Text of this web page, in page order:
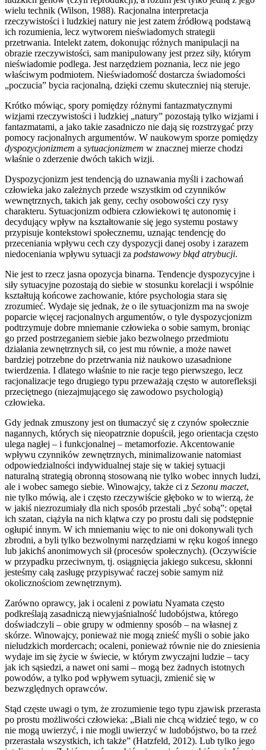
wielu technik (Wilson, 1988). Racjonalna interpretacja
rzeczywistości i ludzkiej natury nie jest zatem źródłową podstawą
ich rozumienia, lecz wytworem nieświadomych strategii
przetrwania. Intelekt zatem, dokonując różnych manipulacji na
obrazie rzeczywistości, sam manipulowany jest przez siły, którym
nieświadomie podlega. Jest narzędziem poznania, lecz nie jego
właściwym podmiotem. Nieświadomość dostarcza świadomości
„poczucia” bycia racjonalną, dzięki czemu skuteczniej nią steruje.
Krótko mówiąc, spory pomiędzy różnymi fantazmatycznymi
wizjami rzeczywistości i ludzkiej „natury” pozostają tylko wizjami i
fantazmatami, a jako takie zasadniczo nie dają się rozstrzygać przy
pomocy racjonalnych argumentów. W naukowym sporze pomiędzy
dyspozycjonizmem a sytuacjonizmem w znacznej mierze chodzi
właśnie o zderzenie dwóch takich wizji.
Dyspozycjonizm jest tendencją do uznawania myśli i zachowań
człowieka jako zależnych przede wszystkim od czynników
wewnętrznych, takich jak geny, cechy osobowości czy rysy
charakteru. Sytuacjonizm odbiera człowiekowi tę autonomię i
decydujący wpływ na kształtowanie się jego systemu postawy
przypisuje kontekstowi społecznemu, uznając tendencję do
przeceniania wpływu cech czy dyspozycji danej osoby i zarazem
niedoceniania wpływu sytuacji za podstawowy błąd atrybucji.
Nie jest to rzecz jasna opozycja binarna. Tendencje dyspozycyjne i
siły sytuacyjne pozostają do siebie w stosunku korelacji i wspólnie
kształtują końcowe zachowanie, które psychologia stara się
zrozumieć. Wydaje się jednak, że o ile sytuacjonizm ma na swoje
poparcie więcej racjonalnych argumentów, o tyle dyspozycjonizm
podtrzymuje dobre mniemanie człowieka o sobie samym, broniąc
go przed postrzeganiem siebie jako bezwolnego przedmiotu
działania zewnętrznych sił, co jest mu równie, a może nawet
bardziej potrzebne do przetrwania niż naukowo uzasadnione
twierdzenia. I dlatego właśnie to nie racje tego pierwszego, lecz
racjonalizacje tego drugiego typu przeważają często w autorefleksji
przeciętnego (niezajmującego się zawodowo psychologią)
człowieka.
Gdy jednak zmuszony jest on tłumaczyć się z czynów społecznie
nagannych, których się nieopatrznie dopuścił, jego orientacja często
ulega nagłej – i funkcjonalnej – metamorfozie. Akcentowanie
wpływu czynników zewnętrznych, minimalizowanie natomiast
odpowiedzialności indywidualnej staje się w takiej sytuacji
naturalną strategią obronną stosowaną nie tylko wobec innych ludzi,
ale i wobec samego siebie. Winowajcy, także ci z Sezonu maczet,
nie tylko mówią, ale i często rzeczywiście głęboko w to wierzą, że
w jakiś niezrozumiały dla nich sposób przestali „być sobą”: opętał
ich szatan, ciążyła na nich klątwa czy po prostu dali się podstępnie
ogłupić innym. W ich mniemaniu więc to nie oni dokonywali tych
zbrodni, a byli tylko bezwolnymi narzędziami w ręku kogoś innego
lub jakichś anonimowych sił (procesów społecznych). (Oczywiście
w przypadku przeciwnym, tj. osiągnięcia jakiego sukcesu, skłonni
jesteśmy całą zasługę przypisywać raczej sobie samym niż
okolicznościom zewnętrznym).
Zarówno oprawcy, jak i ocaleni z powiatu Nyamata często
podkreślają zasadniczą niewyjaśnialność ludobójstwa, którego
doświadczyli – obie grupy w odmienny sposób – na własnej z
skórze. Winowajcy, ponieważ nie mogą znieść myśli o sobie jako
nieludzkich mordercach; ocaleni, ponieważ równie nie do zniesienia
wydaje im się życie w świecie, w którym zwyczajni ludzie – tacy
jak ich sąsiedzi, a nawet oni sami – mogą bez żadnych istotnych
powodów, a tylko pod wpływem sytuacji, zmienić się w
bezwzględnych oprawców.
Stąd częste uwagi o tym, że zrozumienie tego typu zjawisk przerasta
po prostu możliwości człowieka: „Biali nie chcą widzieć tego, w co
nie mogą uwierzyć, i nie mogli uwierzyć w ludobójstwo, bo ta rzeź
przerastała wszystkich, ich także” (Hatzfeld, 2012). Lub tylko jego